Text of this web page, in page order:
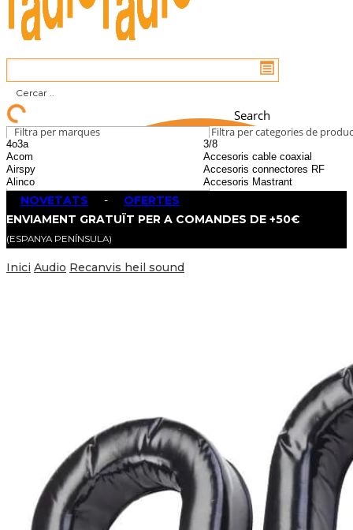
Search
Filtra per marques Filtra per categories de
NOVETATS - OFERTES
ENVIAMENT GRATUÏT PER A COMANDES DE +50€
(ESPANYA PENÍNSULA)
Inici Audio Recanvis heil sound